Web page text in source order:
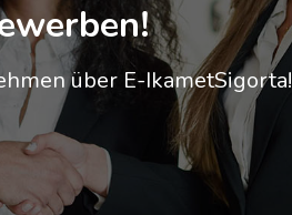
über E-IkametSigorta!